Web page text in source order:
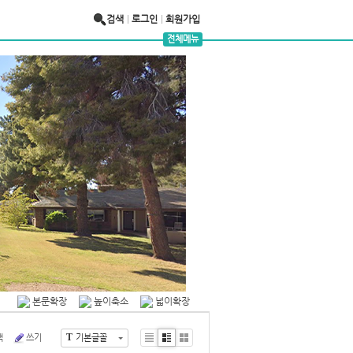
검색 로그인 회원가입
전체메뉴
넓이확장
높이축소
본문확장
T 기본글꼴
쓰기
Li
Zi
G